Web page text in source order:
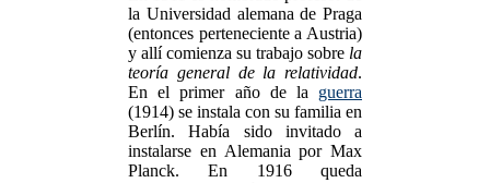
la Universidad alemana de Praga
(entonces perteneciente a Austria)
y allí comienza su trabajo sobre la
teoría general de la relatividad.
En el primer año de la guerra
(1914) se instala con su familia en
Berlín. Había sido invitado a
instalarse en Alemania por Max
Planck. En 1916 queda